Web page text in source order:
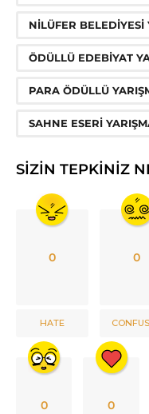
NILÜFER BELEDIYESI
ÖDÜLLÜ EDEBIYAT
PARA ÖDÜLLÜ
SAHNE ESERI
SIZIN TEPKINIZ
0
HATE
0
0 0